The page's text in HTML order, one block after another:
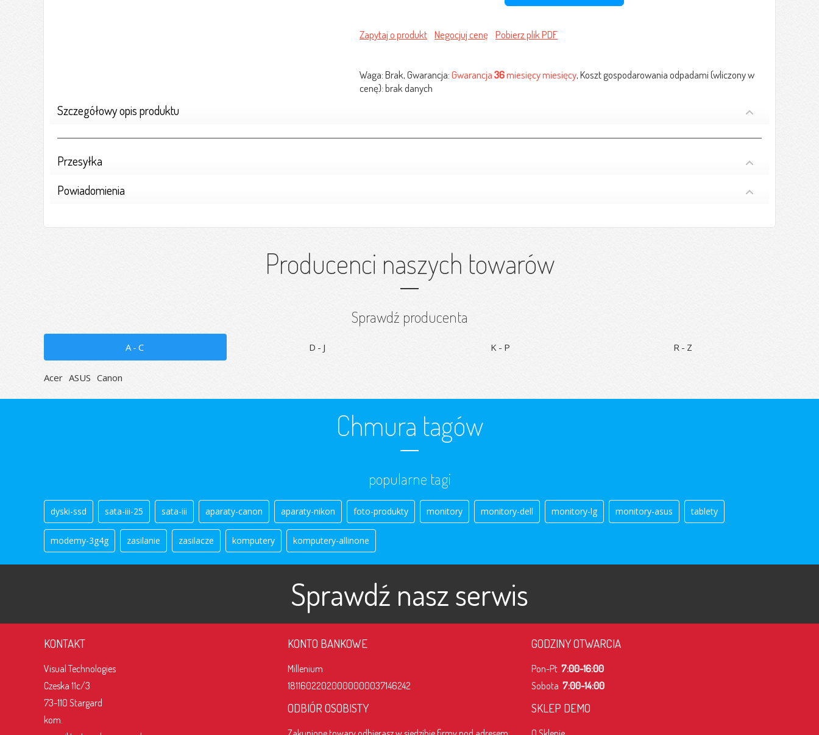
Zapytaj o produkt Negocjuj cenę Pobierz plik PDF
Waga: Brak, Gwarancja:Gwarancja36miesięcy miesięcy, Koszt gospodarowania odpadami (wliczony w
cenę): brak danych
Szczegółowy opis produktu
Przesyłka
Powiadomienia
Producenci naszych towarów
Sprawdź producenta
A-C D-J K-P R-Z
Acer ASUS Canon
Chmura tagów
popularne tagi
dyski-ssd sata-iii-25 sata-iii aparaty-canon aparaty-nikon foto-produkty monitory monitory-dell monitory-lg monitory-asus tablety
modemy-3g4g zasilanie zasilacze komputery komputery-allinone
Sprawdź nasz serwis
KONTAKT
Visual Technologies
Czeska 11c/3
73-110 Stargard
kom.
KONTO BANKOWE
Millenium
18116022020000000037146242
ODBIÓR OSOBISTY
GODZINY OTWARCIA
Pon-Pt 7:00-16:00
Sobota 7:00-14:00
SKLEP DEMO